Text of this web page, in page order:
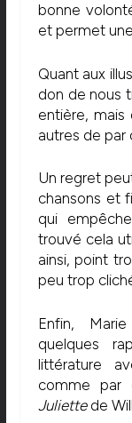
bonne
et permet
Quant aux
don de nous
entière,
autres de par
Un regret
chansons et
qui
trouvé cela
ainsi, point
peu trop
Enfin,
quelques
littérature
comme par
Juliettede